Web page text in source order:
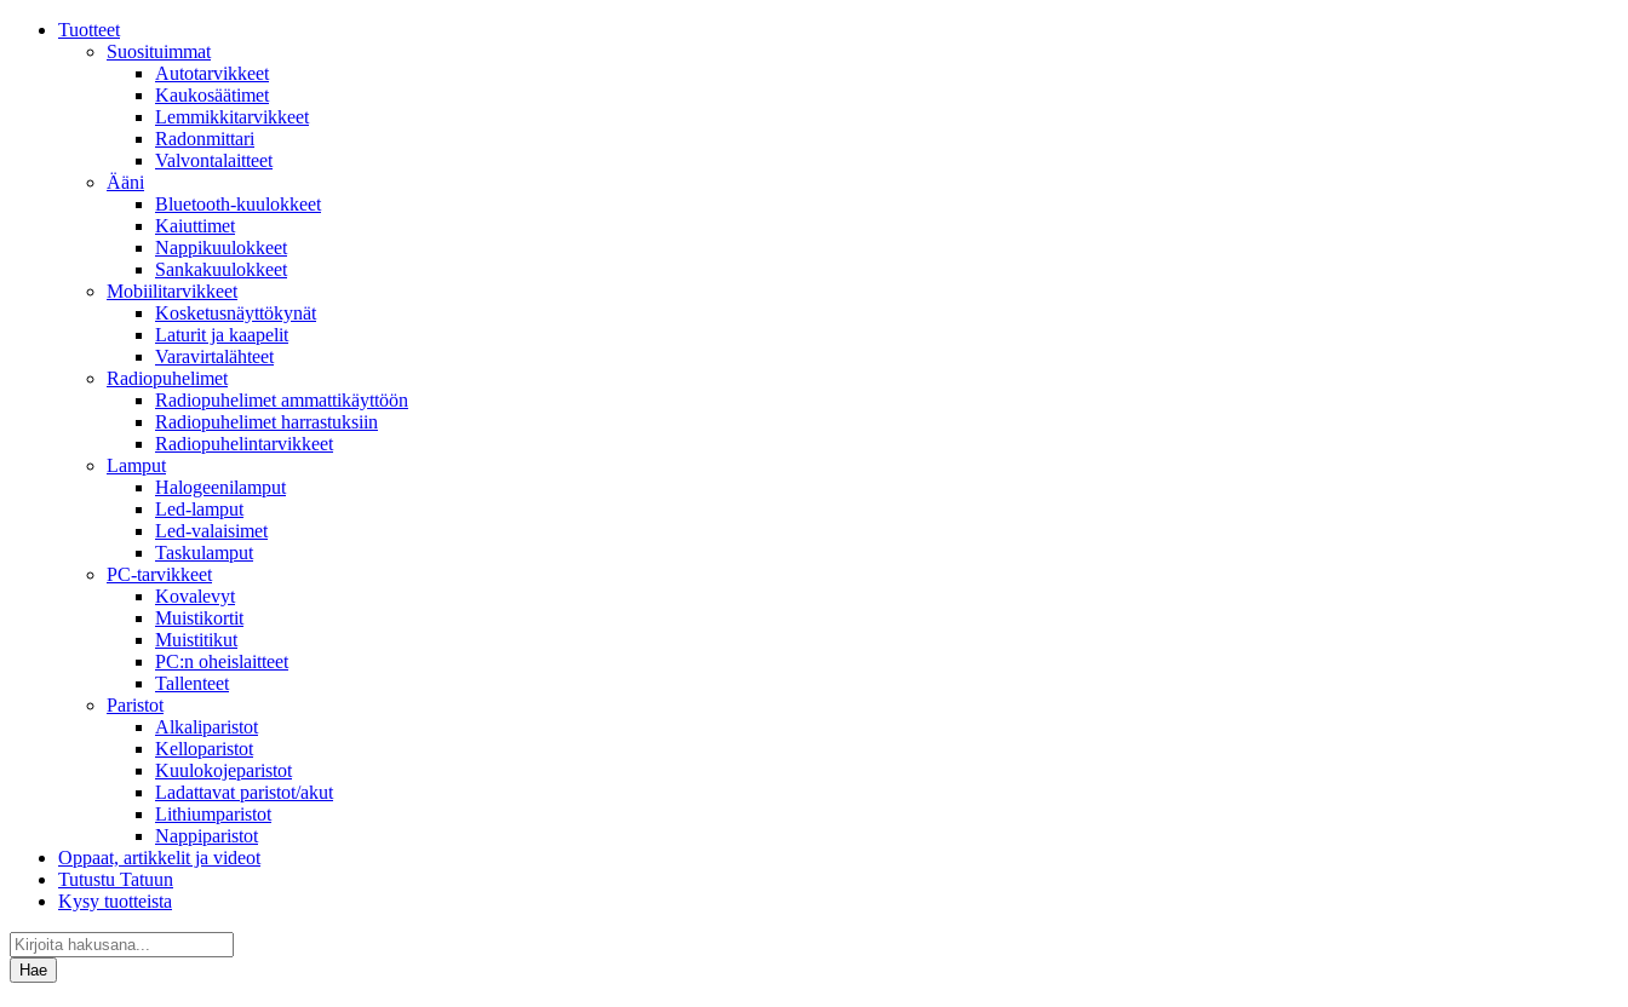
Tuotteet
Suosituimmat
Autotarvikkeet
Kaukosäätimet
Lemmikkitarvikkeet
Radonmittari
Valvontalaitteet
Ääni
Bluetooth-kuulokkeet
Kaiuttimet
Nappikuulokkeet
Sankakuulokkeet
Mobiilitarvikkeet
Kosketusnäyttökynät
Laturit ja kaapelit
Varavirtalähteet
Radiopuhelimet
Radiopuhelimet ammattikäyttöön
Radiopuhelimet harrastuksiin
Radiopuhelintarvikkeet
Lamput
Halogeenilamput
Led-lamput
Led-valaisimet
Taskulamput
PC-tarvikkeet
Kovalevyt
Muistikortit
Muistitikut
PC:n oheislaitteet
Tallenteet
Paristot
Alkaliparistot
Kelloparistot
Kuulokojeparistot
Ladattavat paristot/akut
Lithiumparistot
Nappiparistot
Oppaat, artikkelit ja videot
Tutustu Tatuun
Kysy tuotteista
Hae